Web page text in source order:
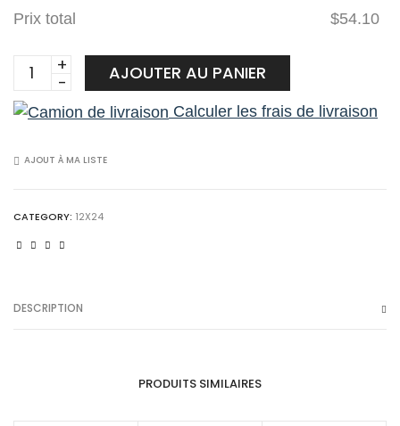
Prix total
$54.10
Planchers
Céramique
Eternal
quantity
AJOUTER AU PANIER
Calculer les frais de livraison
AJOUT À MA LISTE
CATEGORY: 12X24
DESCRIPTION
PRODUITS SIMILAIRES